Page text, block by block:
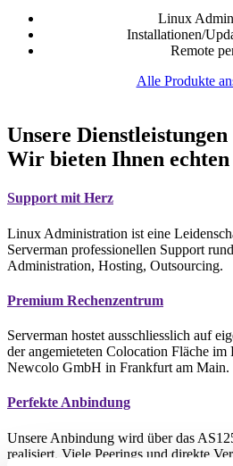
Linux
Installationen/
Remote
Alle Produkte
Unsere Dienstleistungen
Wir bieten Ihnen echten
Support mit Herz
Linux Administration ist eine
Serverman professionellen Support
Administration, Hosting, Outsourcing.
Premium Rechenzentrum
Serverman hostet ausschliesslich auf
der angemieteten Colocation Fläche im
Newcolo GmbH in Frankfurt am Main.
Perfekte Anbindung
Unsere Anbindung wird über das
realisiert. Viele Peerings und direkte